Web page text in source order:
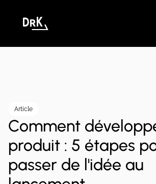
Article
Comment
produit : 5 étapes
passer de l'idée au